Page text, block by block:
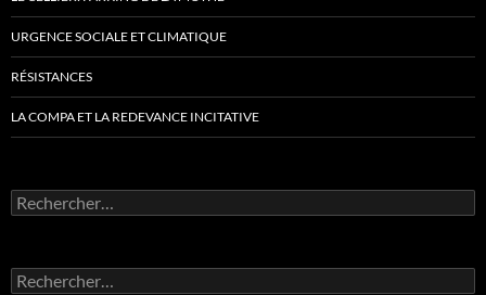
URGENCE SOCIALE ET CLIMATIQUE
RÉSISTANCES
LA COMPA ET LA REDEVANCE INCITATIVE
Rechercher :
Rechercher :